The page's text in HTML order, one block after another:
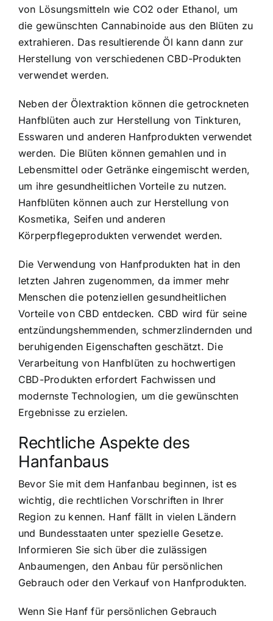
von Lösungsmitteln wie CO2 oder Ethanol, um
die gewünschten Cannabinoide aus den Blüten zu
extrahieren. Das resultierende Öl kann dann zur
Herstellung von verschiedenen CBD-Produkten
verwendet werden.
Neben der Ölextraktion können die getrockneten
Hanfblüten auch zur Herstellung von Tinkturen,
Esswaren und anderen Hanfprodukten verwendet
werden. Die Blüten können gemahlen und in
Lebensmittel oder Getränke eingemischt werden,
um ihre gesundheitlichen Vorteile zu nutzen.
Hanfblüten können auch zur Herstellung von
Kosmetika, Seifen und anderen
Körperpflegeprodukten verwendet werden.
Die Verwendung von Hanfprodukten hat in den
letzten Jahren zugenommen, da immer mehr
Menschen die potenziellen gesundheitlichen
Vorteile von CBD entdecken. CBD wird für seine
entzündungshemmenden, schmerzlindernden und
beruhigenden Eigenschaften geschätzt. Die
Verarbeitung von Hanfblüten zu hochwertigen
CBD-Produkten erfordert Fachwissen und
modernste Technologien, um die gewünschten
Ergebnisse zu erzielen.
Rechtliche Aspekte des
Hanfanbaus
Bevor Sie mit dem Hanfanbau beginnen, ist es
wichtig, die rechtlichen Vorschriften in Ihrer
Region zu kennen. Hanf fällt in vielen Ländern
und Bundesstaaten unter spezielle Gesetze.
Informieren Sie sich über die zulässigen
Anbaumengen, den Anbau für persönlichen
Gebrauch oder den Verkauf von Hanfprodukten.
Wenn Sie Hanf für persönlichen Gebrauch